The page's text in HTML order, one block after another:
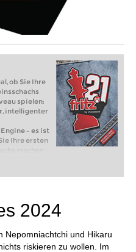
ob Sie Ihre
spielen:
intelligenter
– es ist
Ihre ersten
machen
Mit
und
2024
Nepomniachtchi und Hikaru
riskieren zu wollen. Im